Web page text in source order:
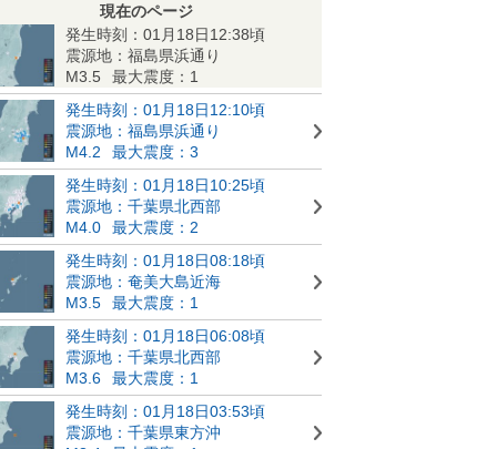
現在のページ
発生時刻：01月18日12:38頃
震源地：福島県浜通り
M3.5
最大震度：1
発生時刻：01月18日12:10頃
震源地：福島県浜通り
M4.2
最大震度：3
発生時刻：01月18日10:25頃
震源地：千葉県北西部
M4.0
最大震度：2
発生時刻：01月18日08:18頃
震源地：奄美大島近海
M3.5
最大震度：1
発生時刻：01月18日06:08頃
震源地：千葉県北西部
M3.6
最大震度：1
発生時刻：01月18日03:53頃
震源地：千葉県東方沖